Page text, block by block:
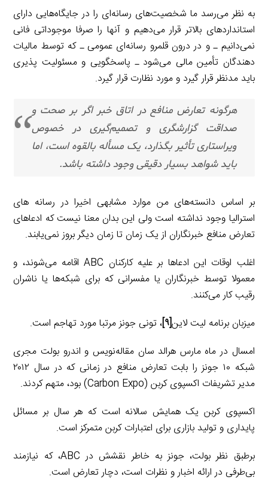
به نظر می‌رسد ما شخصیت‌های رسانه‌ای را در جایگاه‌هایی دارای
استانداردهای بالاتر قرار می‌دهیم و آنها را صرفا موجوداتی فانی
نمی‌دانیم ـ و در درون قلمرو رسانه‌ای عمومی ـ که توسط مالیات
دهندگان تأمین مالی می‌شود ـ پاسخگویی و مسئولیت پذیری
باید مدنظر قرار گیرد و مورد نظارت قرار گیرد.
هرگونه تعارض منافع در اتاق خبر اگر بر صحت و
صداقت گزارشگری و تصمیم‌گیری در خصوص
ویراستاری تأثیر بگذارد، یک مسأله بالقوه است، اما
باید شواهد بسیار دقیقی وجود داشته باشد.
بر اساس دانسته‌های من موارد مشابهی اخیرا در رسانه های
استرالیا وجود نداشته است ولی این بدان معنا نیست که ادعاهای
تعارض منافع خبرنگاران از یک زمان تا زمان دیگر بروز نمی‌یابند.
اغلب اوقات این ادعاها بر علیه کارکنان ABC اقامه می‌شوند، و
معمولا توسط خبرنگاران یا مفسرانی که برای شبکه‌ها یا ناشران
رقیب کار می‌کنند.
میزبان برنامه لیت لاین[۹] ، تونی جونز مرتبا مورد تهاجم است.
امسال در ماه مارس هرالد سان مقاله‌نویس و اندرو بولت مجری
شبکه ۱۰ جونز را بابت تعارض منافع در زمانی که در سال ۲۰۱۲
مدیر تشریفات اکسپوی کربن (Carbon Expo) بود، متهم کردند.
اکسپوی کربن یک همایش سالانه است که هر سال بر مسائل
پایداری و تولید بازاری برای اعتبارات کربن متمرکز است.
برطبق نظر بولت، جونز به خاطر نقشش در ABC، که نیازمند
بی‌طرفی در ارائه اخبار و نظرات است، دچار تعارض است.